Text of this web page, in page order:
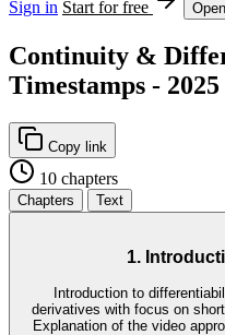
Sign in Start for free
Continuity &
Timestamps -
Copy link
10 chapters
Chapters
Text
1.
Introduction to
derivatives with focus on
Explanation of the video